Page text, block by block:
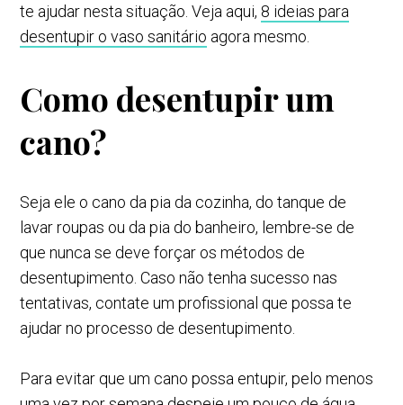
te ajudar nesta situação. Veja aqui, 8 ideias para
desentupir o vaso sanitário agora mesmo.
Como desentupir um
cano?
Seja ele o cano da pia da cozinha, do tanque de
lavar roupas ou da pia do banheiro, lembre-se de
que nunca se deve forçar os métodos de
desentupimento. Caso não tenha sucesso nas
tentativas, contate um profissional que possa te
ajudar no processo de desentupimento.
Para evitar que um cano possa entupir, pelo menos